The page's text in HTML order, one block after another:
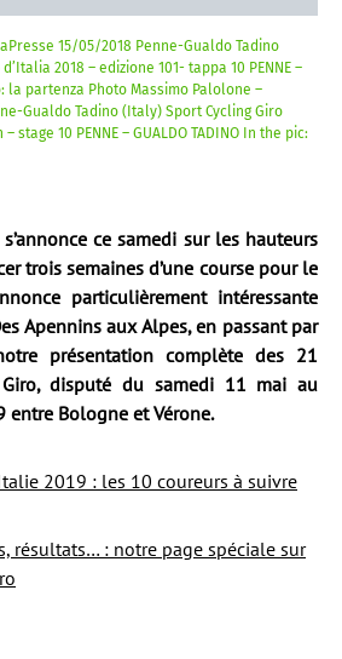
15/05/2018 Penne-Gualdo Tadino
2018 – edizione 101- tappa 10 PENNE –
la partenza Photo Massimo Palolone –
Gualdo Tadino (Italy) Sport Cycling Giro
stage 10 PENNE – GUALDO TADINO In the pic:
ce samedi sur les hauteurs
trois semaines d’une course pour le
particulièrement intéressante
Apennins aux Alpes, en passant par
présentation complète des 21
disputé du samedi 11 mai au
Bologne et Vérone.
2019 : les 10 coureurs à suivre
résultats… : notre page spéciale sur